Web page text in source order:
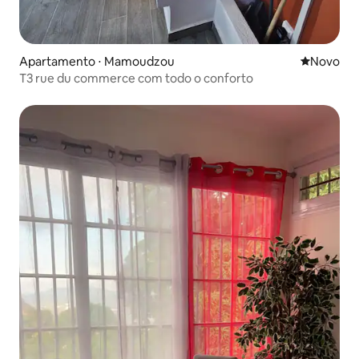
Apartamento ⋅ Mamoudzou Novo
Novo
T3 rue du commerce com todo o conforto